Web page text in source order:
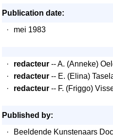
Publication date:
·
mei 1983
· redacteur -- A. (Anneke)
·
redacteur -- E. (Elina)
·
redacteur -- F. (Friggo)
Published by:
·
Beeldende Kunstenaars